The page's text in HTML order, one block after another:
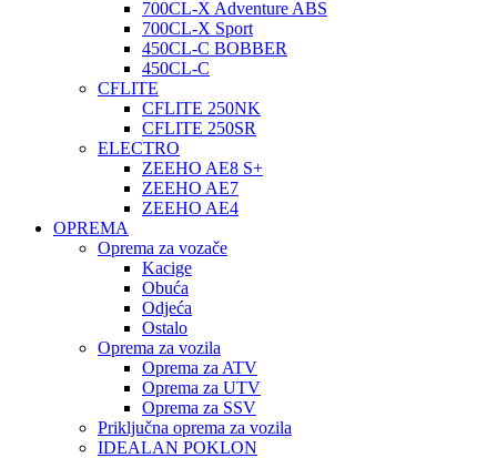
700CL-X Adventure ABS
700CL-X Sport
450CL-C BOBBER
450CL-C
CFLITE
CFLITE 250NK
CFLITE 250SR
ELECTRO
ZEEHO AE8 S+
ZEEHO AE7
ZEEHO AE4
OPREMA
Oprema za vozače
Kacige
Obuća
Odjeća
Ostalo
Oprema za vozila
Oprema za ATV
Oprema za UTV
Oprema za SSV
Priključna oprema za vozila
IDEALAN POKLON